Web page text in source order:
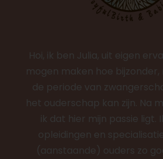
Hoi, ik ben Julia, uit eigen
mogen maken hoe
de periode van
het ouderschap kan zijn. Na
ik dat hier mijn passie ligt.
opleidingen en
(aanstaande) ouders zo